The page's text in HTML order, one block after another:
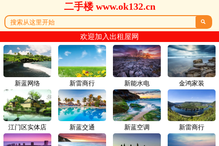
二手楼 www.ok132.cn

欢迎加入出租屋网
新蓝网络 新雷商行
江门区实体店 新蓝交通
新能水电 金鸿家装
新蓝空调 新雷商行